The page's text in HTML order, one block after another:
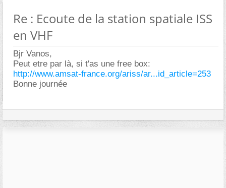
Re : Ecoute de la station spatiale ISS
en VHF
Bjr Vanos,
Peut etre par là, si t'as une free box:
http://www.amsat-france.org/ariss/ar...id_article=253
Bonne journée